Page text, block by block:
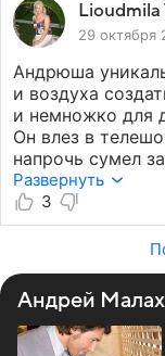
29 октября
Андрюша
и воздуха
и немножко для
Он влез в
напрочь сумел
А в целом,
отечественного
брат
Развернуть
3
Андрей